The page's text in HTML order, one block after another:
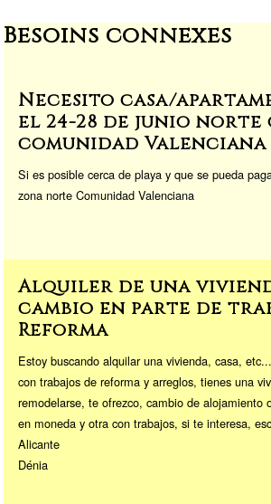
Besoins connexes
Necesito casa/
el 24-28 de junio norte
comunidad Valenciana
Si es posible cerca de playa y que se pueda
zona norte Comunidad Valenciana
Alquiler de una
cambio en parte de
Reforma
Estoy buscando alquilar una vivienda, casa,
con trabajos de reforma y arreglos, tienes una
remodelarse, te ofrezco, cambio de alojamiento
en moneda y otra con trabajos, si te interesa,
Alicante
Dénia